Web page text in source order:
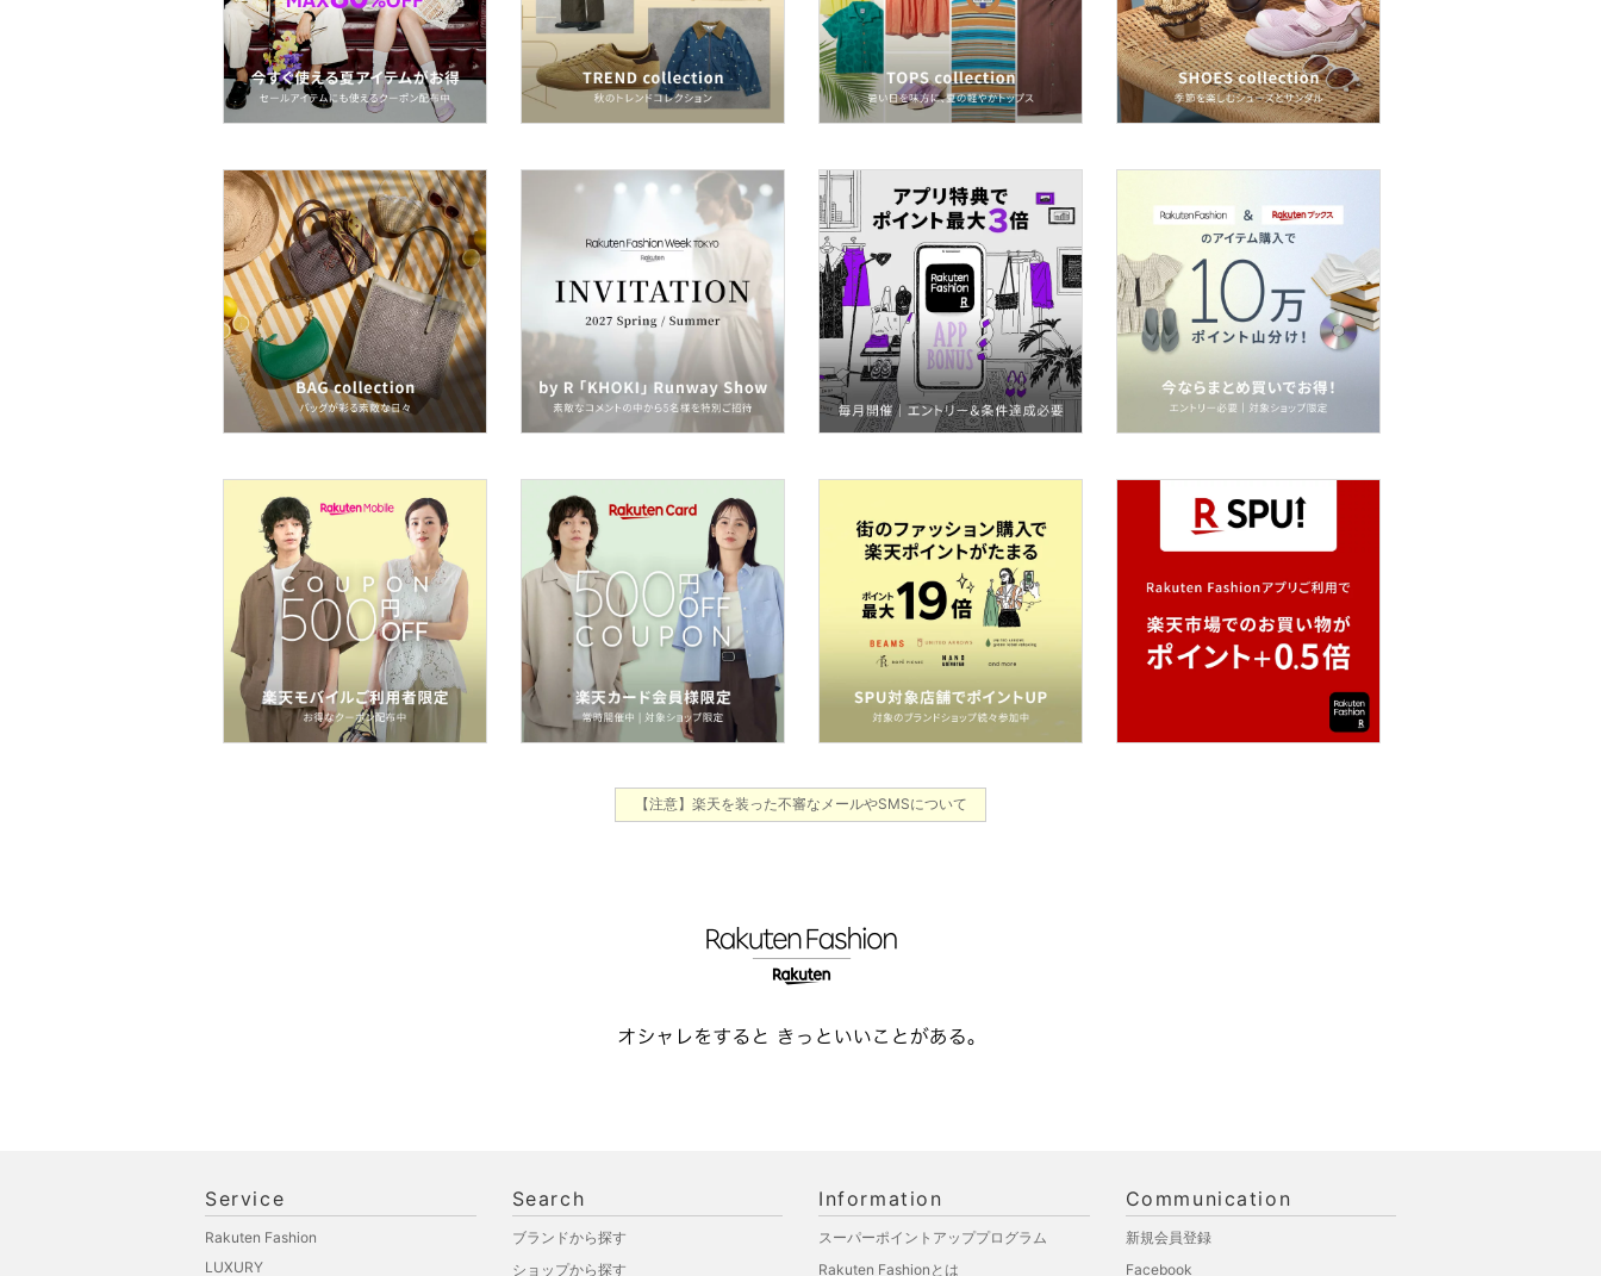
着物・浴衣・和装小物
スキンケア
ボディケア・オーラルケ
ヘアケア
食器・調理器具・キッチ
ン用品
インテリア・生活雑貨
スマホグッズ・オーディ
オ機器
文房具
福袋・ギフト・その他
【注意】楽天を装った不審なメールやSMSについて
Service
Rakuten Fashion
LUXURY
Search
ブランドから探す
ショップから探す
Information
スーパーポイントアッププログラム
Rakuten Fashionとは
Communication
新規会員登録
Facebook